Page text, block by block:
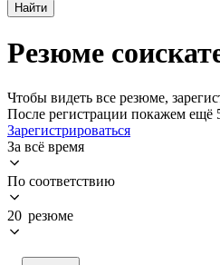
Найти
Резюме
Чтобы видеть все резюме,
После регистрации покажем ещё
Зарегистрироваться
За всё время
По соответствию
20 резюме